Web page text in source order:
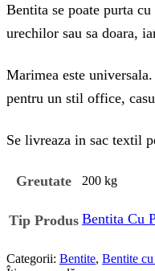
Bentita se poate purta
urechilor sau sa doara,
Marimea este
pentru un stil office,
Se livreaza in sac textil
Greutate 200 kg
Tip Produs Bentita Cu
Categorii: Bentite, Bentite